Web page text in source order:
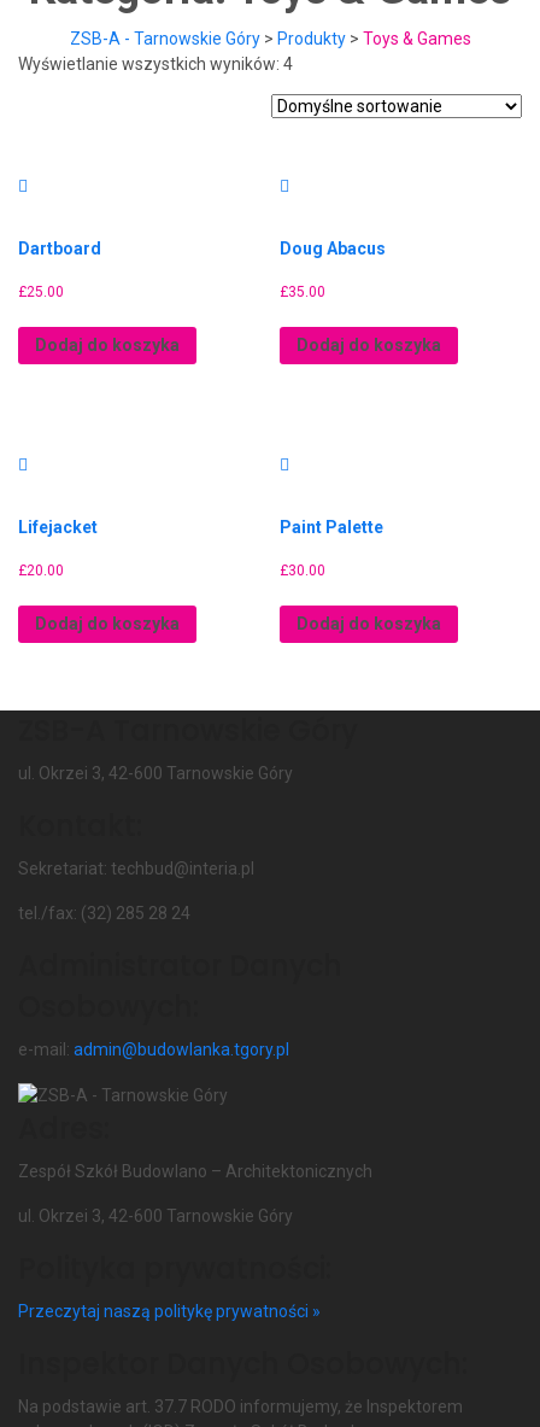
ZSB-A - Tarnowskie Góry> Produkty> Toys & Games
Wyświetlanie wszystkich wyników: 4
Dartboard
£25.00
Dodaj do koszyka
Doug Abacus
£35.00
Dodaj do koszyka
Lifejacket
£20.00
Dodaj do koszyka
Paint Palette
£30.00
Dodaj do koszyka
ul. Okrzei 3, 42-600 Tarnowskie Góry
Sekretariat: techbud@interia.pl
tel./fax: (32) 285 28 24
e-mail: admin@budowlanka.tgory.pl
Zespół Szkół Budowlano – Architektonicznych
ul. Okrzei 3, 42-600 Tarnowskie Góry
Przeczytaj naszą politykę prywatności »
Na podstawie art. 37.7 RODO informujemy, że Inspektorem